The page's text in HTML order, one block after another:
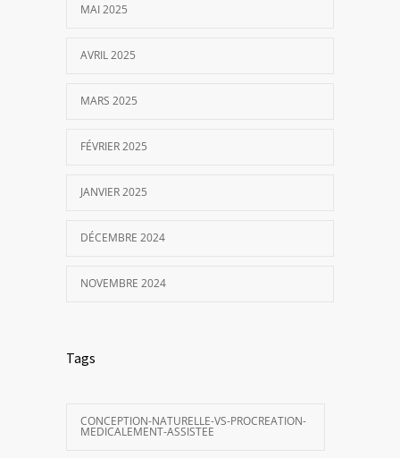
MAI 2025
AVRIL 2025
MARS 2025
FÉVRIER 2025
JANVIER 2025
DÉCEMBRE 2024
NOVEMBRE 2024
Tags
CONCEPTION-NATURELLE-VS-PROCREATION-
MEDICALEMENT-ASSISTEE